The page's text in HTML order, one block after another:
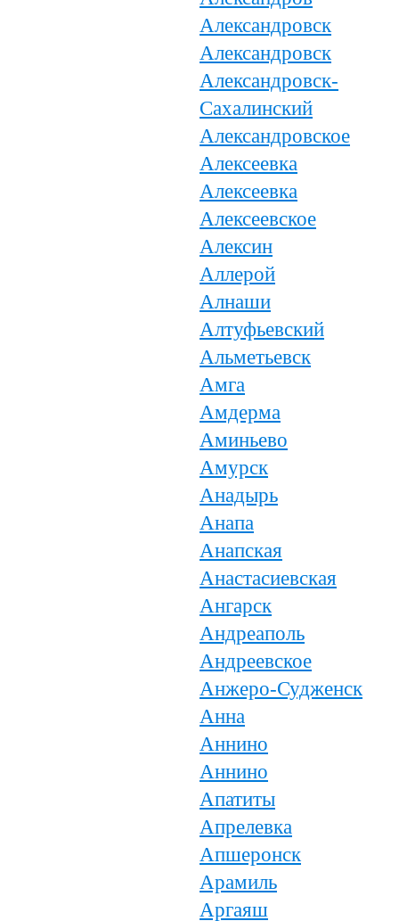
Александровск
Александровск
Александровск-
Сахалинский
Александровское
Алексеевка
Алексеевка
Алексеевское
Алексин
Аллерой
Алнаши
Алтуфьевский
Альметьевск
Амга
Амдерма
Аминьево
Амурск
Анадырь
Анапа
Анапская
Анастасиевская
Ангарск
Андреаполь
Андреевское
Анжеро-Судженск
Анна
Аннино
Аннино
Апатиты
Апрелевка
Апшеронск
Арамиль
Аргаяш